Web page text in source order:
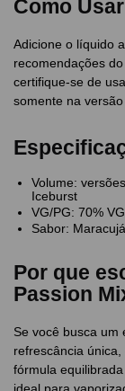
Como Usar
Adicione o líquido
recomendações
certifique-se de
somente na versão
Volume:
Iceburst
VG/PG: 70%
Sabor:
Por que
Passion
Se você busca um
refrescância
fórmula